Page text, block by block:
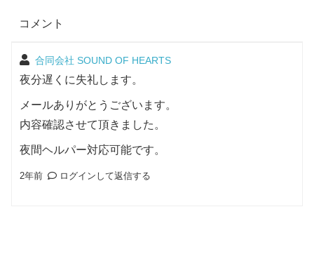
コメント
合同会社 SOUND OF HEARTS
夜分遅くに失礼します。
メールありがとうございます。
内容確認させて頂きました。
夜間ヘルパー対応可能です。
2年前 ログインして返信する